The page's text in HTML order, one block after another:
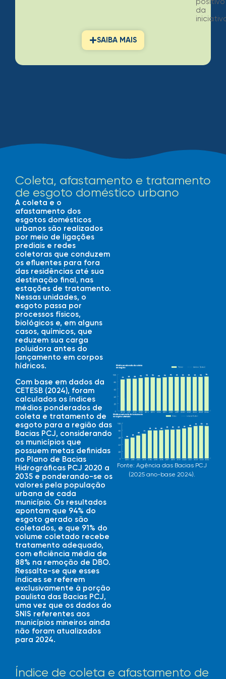
da
SAIBA MAIS
Coleta, afastamento e tratamento
de esgoto doméstico urbano
A coleta e o
afastamento dos
esgotos domésticos
urbanos são realizados
por meio de ligações
prediais e redes
coletoras que conduzem
os efluentes para fora
das residências até sua
destinação final, nas
estações de tratamento.
Nessas unidades, o
esgoto passa por
processos físicos,
biológicos e, em alguns
casos, químicos, que
reduzem sua carga
poluidora antes do
lançamento em corpos
hídricos.
Com base em dados da
CETESB (2024), foram
calculados os índices
médios ponderados de
coleta e tratamento de
esgoto para a região das
Bacias PCJ, considerando
os municípios que
possuem metas definidas
no Plano de Bacias
Hidrográficas PCJ 2020 a
2035 e ponderando-se os
valores pela população
urbana de cada
município. Os resultados
apontam que 94% do
esgoto gerado são
coletados, e que 91% do
volume coletado recebe
tratamento adequado,
com eficiência média de
88% na remoção de DBO.
Ressalta-se que esses
índices se referem
exclusivamente à porção
paulista das Bacias PCJ,
uma vez que os dados do
SNIS referentes aos
municípios mineiros ainda
não foram atualizados
para 2024.
Fonte: Agência das Bacias PCJ
(2025 ano-base 2024).
Índice de coleta e afastamento de